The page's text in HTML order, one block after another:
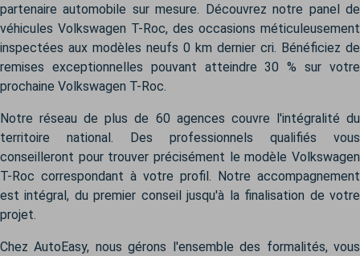
partenaire automobile sur mesure. Découvrez notre panel de
véhicules Volkswagen T-Roc, des occasions méticuleusement
inspectées aux modèles neufs 0 km dernier cri. Bénéficiez de
remises exceptionnelles pouvant atteindre 30 % sur votre
prochaine Volkswagen T-Roc.
Notre réseau de plus de 60 agences couvre l'intégralité du
territoire national. Des professionnels qualifiés vous
conseilleront pour trouver précisément le modèle Volkswagen
T-Roc correspondant à votre profil. Notre accompagnement
est intégral, du premier conseil jusqu'à la finalisation de votre
projet.
Chez AutoEasy, nous gérons l'ensemble des formalités, vous